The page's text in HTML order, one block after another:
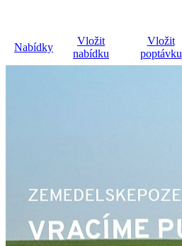
Nabídky
Vložit
nabídku
Vložit
poptávku